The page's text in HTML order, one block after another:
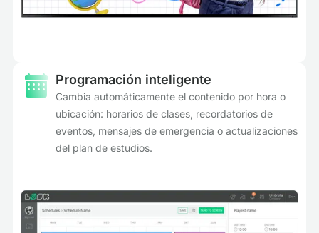
Programación inteligente
Cambia automáticamente el contenido por hora o
ubicación: horarios de clases, recordatorios de
eventos, mensajes de emergencia o actualizaciones
del plan de estudios.